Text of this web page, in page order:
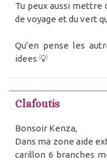
Tu peux aussi mettre
de voyage et du vert
Qu'en pense les
idees 💡
Clafoutis
Bonsoir Kenza,
Dans ma zone aide
carillon 6 branches